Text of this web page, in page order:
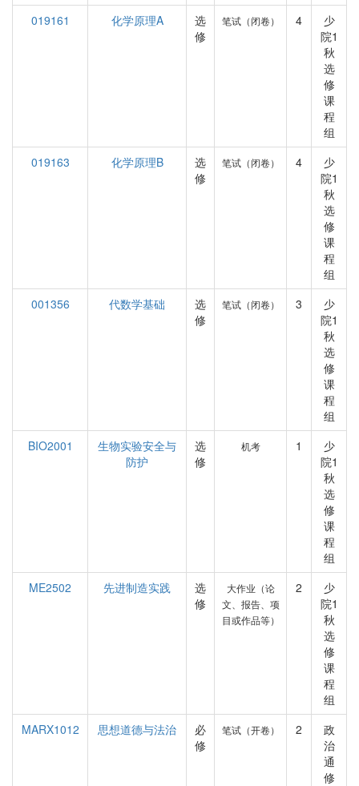
019161 化学原理A
选
修
笔试（闭卷） 4
少
院1
秋
选
修
课
程
组
019163
化学原理B
选
修
笔试（闭卷） 4
少
院1
秋
选
修
课
程
组
001356
代数学基础
选
修
笔试（闭卷） 3
少
院1
秋
选
修
课
程
组
BIO2001
生物实验安全与
防护
选
修
机考 1
少
院1
秋
选
修
课
程
组
ME2502
先进制造实践
选
修
大作业（论
文、报告、项
目或作品等）
2
少
院1
秋
选
修
课
程
组
MARX1012
思想道德与法治
必
修
笔试（开卷） 2
政
治
通
修